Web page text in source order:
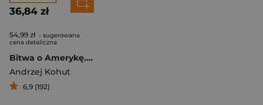
36,84 zł
54,99 zł - sugerowana
cena detaliczna
Bitwa o Amerykę. Czy to koniec Stanów Zjednoczonych, jakie znamy?
Andrzej Kohut
6,9 (192)